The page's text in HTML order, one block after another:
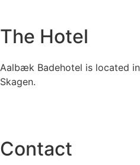
The Hotel
Aalbæk Badehotel is located
Skagen.
Contact